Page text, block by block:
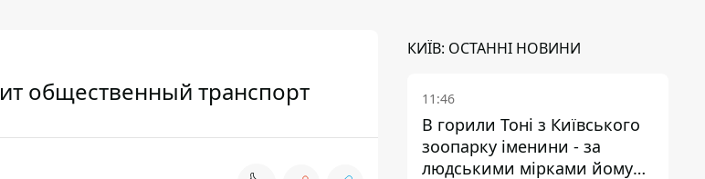
общественный транспорт
КИЇВ: ОСТАННІ НОВИНИ
11:46
В горили Тоні з Київського
зоопарку іменини - за
людськими мірками йому